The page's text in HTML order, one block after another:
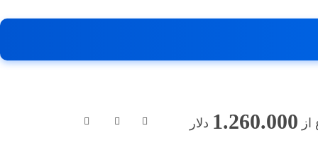
1.260.000 دلار